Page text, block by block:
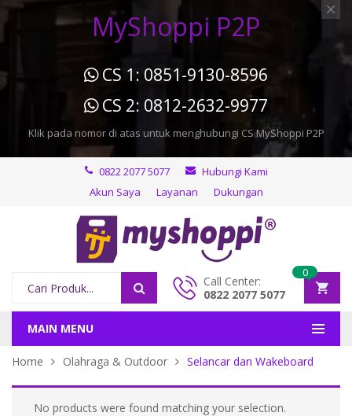
MyShoppi P2P
CS 1: 0851-9130-8596
CS 2: 0812-2632-9977
Klik pada nomor di atas untuk menghubungi CS MyShoppi P2P
0822 2077 5077
Hubungi Kami
Akun Saya
Layanan Dukungan
Call Center:
0822 2077 5077
0
MAIN MENU
Home Olahraga & Outdoor Selancar dan Wakeboard
No products were found matching your selection.